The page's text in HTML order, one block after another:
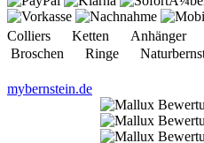
Colliers Ketten Anhänger
Broschen Ringe
mybernstein.de